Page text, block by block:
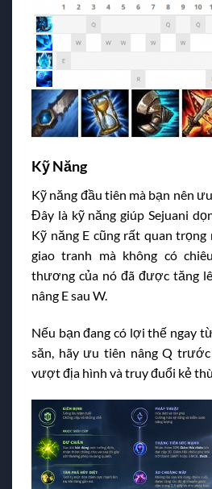
Kỹ Năng
Kỹ năng đầu tiên mà bạn nên
Đây là kỹ năng giúp Sejuani
Kỹ năng E cũng rất quan
giao tranh mà không có
thương của nó đã được tăng
nâng E sau W.
Nếu bạn đang có lợi thế ngay
săn, hãy ưu tiên nâng Q
vượt địa hình và truy đuổi kẻ thù.